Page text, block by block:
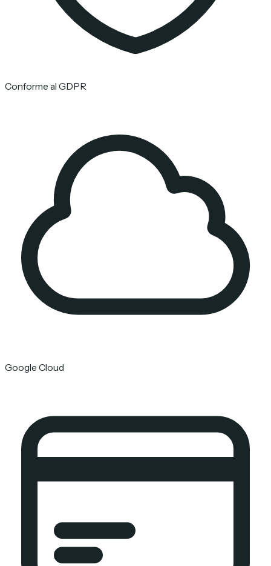
Conforme al GDPR
Google Cloud